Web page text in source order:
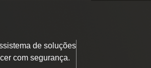
de soluções
com segurança.